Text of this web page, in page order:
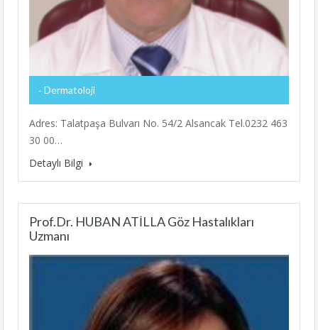
Dermatoloji
Adres: Talatpaşa Bulvarı No. 54/2 Alsancak Tel.0232 463
30 00…
Detaylı Bilgi
Prof.Dr. HUBAN ATİLLA Göz Hastalıkları
Uzmanı